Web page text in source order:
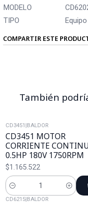
MODELO
TIPO
Equipo
COMPARTIR ESTE
También
CD3451 |BALDOR
CD3451 MOTOR
CORRIENTE
0.5HP 180V 1750RPM
$1.165.522
Cantidad
CD6215|BALDOR